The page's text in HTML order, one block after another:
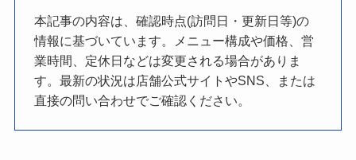
本記事の内容は、確認時点(訪問日・更新日等)の
情報に基づいています。メニュー構成や価格、営
業時間、定休日などは変更される場合がありま
す。最新の状況は店舗公式サイトやSNS、または
直接の問い合わせでご確認ください。